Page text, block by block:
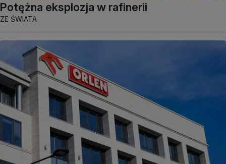
Potężna eksplozja w rafinerii
ZE ŚWIATA